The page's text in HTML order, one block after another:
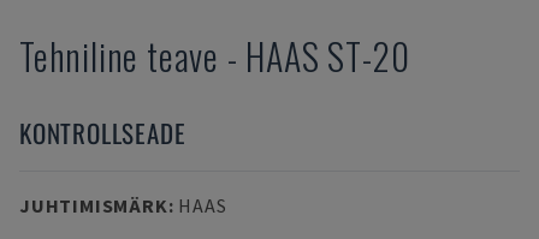
Tehniline teave - HAAS ST-20
KONTROLLSEADE
JUHTIMISMÄRK: HAAS